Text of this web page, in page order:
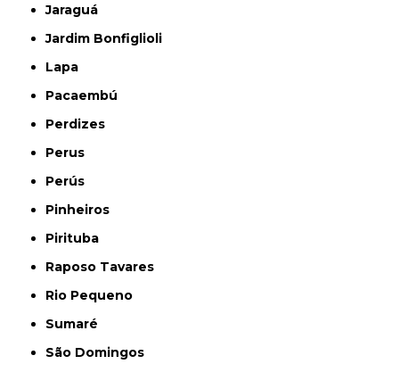
Jaraguá
Jardim Bonfiglioli
Lapa
Pacaembú
Perdizes
Perus
Perús
Pinheiros
Pirituba
Raposo Tavares
Rio Pequeno
Sumaré
São Domingos